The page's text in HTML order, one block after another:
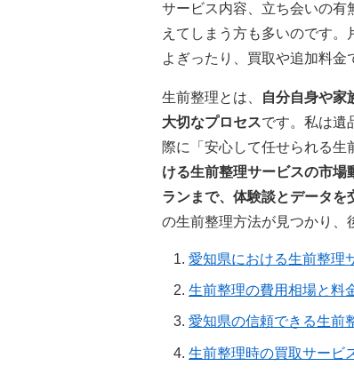
サービス内容、立ち会いの有
えてしまう方も多いのです
よぎったり、買取や追加料金
生前整理とは、
自分自身や家
大切なプロセスです。私は遺
際に「安心して任せられる生
ける生前整理サービスの市
ランまで、体験談とデータを
の生前整理方法が見つかり、
愛知県における生前整理
生前整理の費用相場と料
愛知県の信頼できる生前
生前整理時の買取サービ